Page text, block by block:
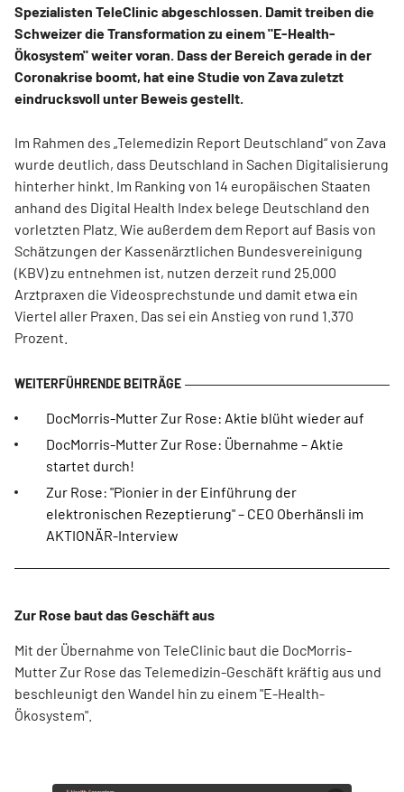
Spezialisten TeleClinic abgeschlossen. Damit treiben die
Schweizer die Transformation zu einem "E-Health-
Ökosystem" weiter voran. Dass der Bereich gerade in der
Coronakrise boomt, hat eine Studie von Zava zuletzt
eindrucksvoll unter Beweis gestellt.
Im Rahmen des „Telemedizin Report Deutschland“ von Zava
wurde deutlich, dass Deutschland in Sachen Digitalisierung
hinterher hinkt. Im Ranking von 14 europäischen Staaten
anhand des Digital Health Index belege Deutschland den
vorletzten Platz. Wie außerdem dem Report auf Basis von
Schätzungen der Kassenärztlichen Bundesvereinigung
(KBV) zu entnehmen ist, nutzen derzeit rund 25.000
Arztpraxen die Videosprechstunde und damit etwa ein
Viertel aller Praxen. Das sei ein Anstieg von rund 1.370
Prozent.
DocMorris-Mutter Zur Rose: Aktie blüht wieder auf
DocMorris-Mutter Zur Rose: Übernahme – Aktie
startet durch!
Zur Rose: "Pionier in der Einführung der
elektronischen Rezeptierung" – CEO Oberhänsli im
AKTIONÄR-Interview
Zur Rose baut das Geschäft aus
Mit der Übernahme von TeleClinic baut die DocMorris-
Mutter Zur Rose das Telemedizin-Geschäft kräftig aus und
beschleunigt den Wandel hin zu einem "E-Health-
Ökosystem".